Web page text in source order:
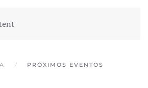
PRÓXIMOS EVENTOS